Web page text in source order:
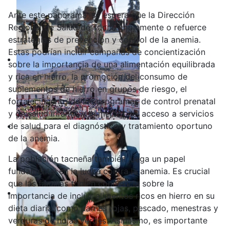
Ante este panorama, se espera que la Dirección
Regional de Salud de Tacna implemente o refuerce
estrategias de prevención y control de la anemia.
Estas podrían incluir campañas de concientización
sobre la importancia de una alimentación equilibrada
y rica en hierro, la promoción del consumo de
suplementos de hierro en grupos de riesgo, el
fortalecimiento de los programas de control prenatal
y de salud infantil, y la mejora del acceso a servicios
de salud para el diagnóstico y tratamiento oportuno
de la anemia.
La población tacneña también juega un papel
fundamental en la lucha contra la anemia. Es crucial
que las familias tomen conciencia sobre la
importancia de incluir alimentos ricos en hierro en su
dieta diaria, como carnes rojas, pescado, menestras y
verduras de hojas verdes. Asimismo, es importante